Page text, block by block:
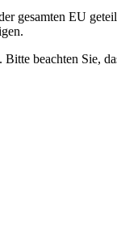
gesamten EU
beachten Sie,